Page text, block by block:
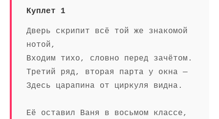
Куплет 1
Дверь скрипит всё той же знакомой
нотой,
Входим тихо, словно перед зачётом.
Третий ряд, вторая парта у окна —
Здесь царапина от циркуля видна.
Её оставил Ваня в восьмом классе,